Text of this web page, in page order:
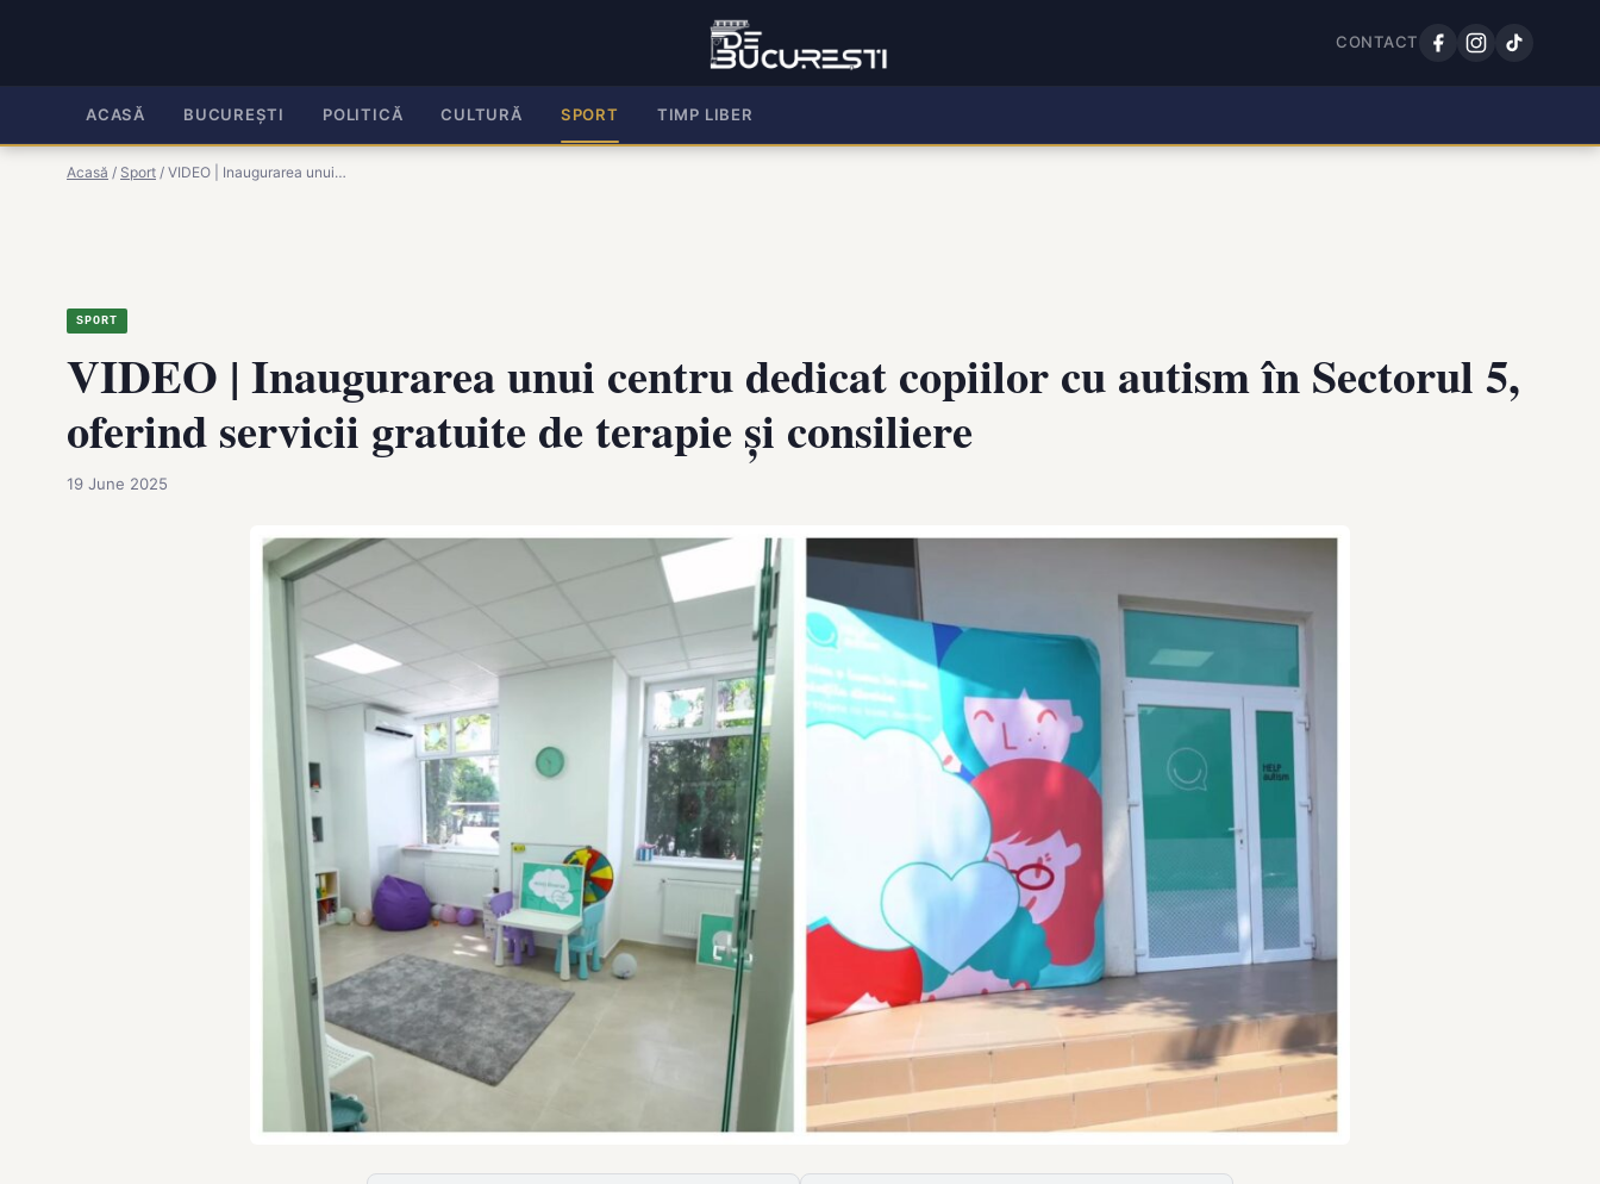
CONTACT
ACASĂ BUCUREȘTI POLITICĂ CULTURĂ SPORT TIMP LIBER
Acasă / Sport / VIDEO | Inaugurarea unui…
SPORT
VIDEO | Inaugurarea unui centru dedicat copiilor cu autism în Sectorul 5,
oferind servicii gratuite de terapie și consiliere
19 June 2025